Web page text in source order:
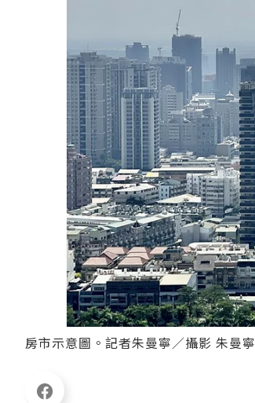
房市示意圖。記者朱曼寧／攝影 朱曼寧